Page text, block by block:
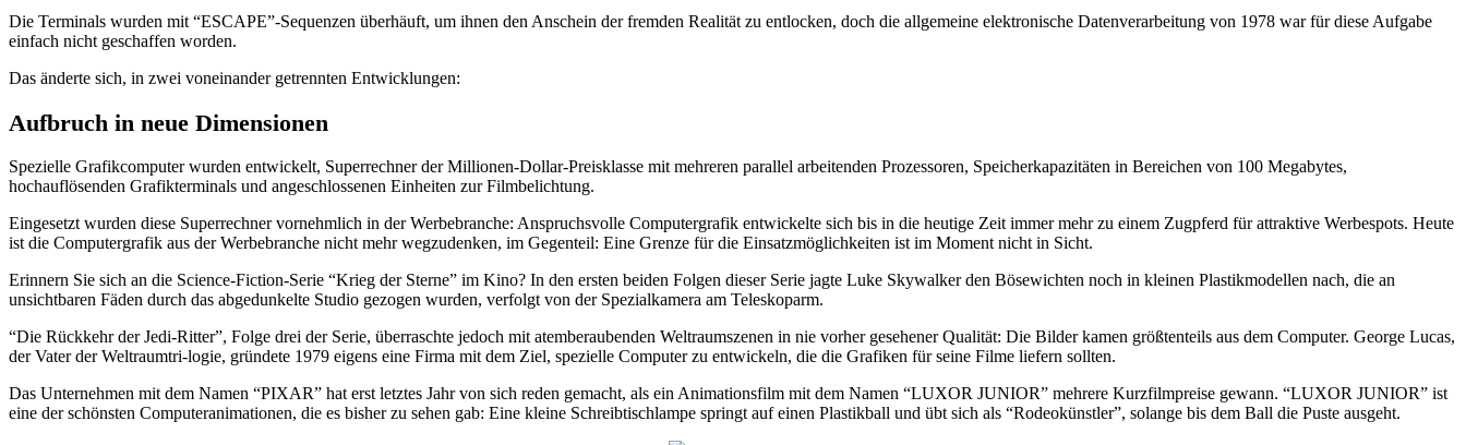
Die Terminals wurden mit “ESCAPE”-Sequenzen überhäuft, um ihnen den Anschein der fremden Realität zu entlocken, doch die allgemeine elektronische Datenverarbeitung von 1978 war für diese Aufgabe
einfach nicht geschaffen worden.
Das änderte sich, in zwei voneinander getrennten Entwicklungen:
Aufbruch in neue Dimensionen
Spezielle Grafikcomputer wurden entwickelt, Superrechner der Millionen-Dollar-Preisklasse mit mehreren parallel arbeitenden Prozessoren, Speicherkapazitäten in Bereichen von 100 Megabytes,
hochauflösenden Grafikterminals und angeschlossenen Einheiten zur Filmbelichtung.
Eingesetzt wurden diese Superrechner vornehmlich in der Werbebranche: Anspruchsvolle Computergrafik entwickelte sich bis in die heutige Zeit immer mehr zu einem Zugpferd für attraktive Werbespots. Heute
ist die Computergrafik aus der Werbebranche nicht mehr wegzudenken, im Gegenteil: Eine Grenze für die Einsatzmöglichkeiten ist im Moment nicht in Sicht.
Erinnern Sie sich an die Science-Fiction-Serie “Krieg der Sterne” im Kino? In den ersten beiden Folgen dieser Serie jagte Luke Skywalker den Bösewichten noch in kleinen Plastikmodellen nach, die an
unsichtbaren Fäden durch das abgedunkelte Studio gezogen wurden, verfolgt von der Spezialkamera am Teleskoparm.
“Die Rückkehr der Jedi-Ritter”, Folge drei der Serie, überraschte jedoch mit atemberaubenden Weltraumszenen in nie vorher gesehener Qualität: Die Bilder kamen größtenteils aus dem Computer. George Lucas,
der Vater der Weltraumtri-logie, gründete 1979 eigens eine Firma mit dem Ziel, spezielle Computer zu entwickeln, die die Grafiken für seine Filme liefern sollten.
Das Unternehmen mit dem Namen “PIXAR” hat erst letztes Jahr von sich reden gemacht, als ein Animationsfilm mit dem Namen “LUXOR JUNIOR” mehrere Kurzfilmpreise gewann. “LUXOR JUNIOR” ist
eine der schönsten Computeranimationen, die es bisher zu sehen gab: Eine kleine Schreibtischlampe springt auf einen Plastikball und übt sich als “Rodeokünstler”, solange bis dem Ball die Puste ausgeht.